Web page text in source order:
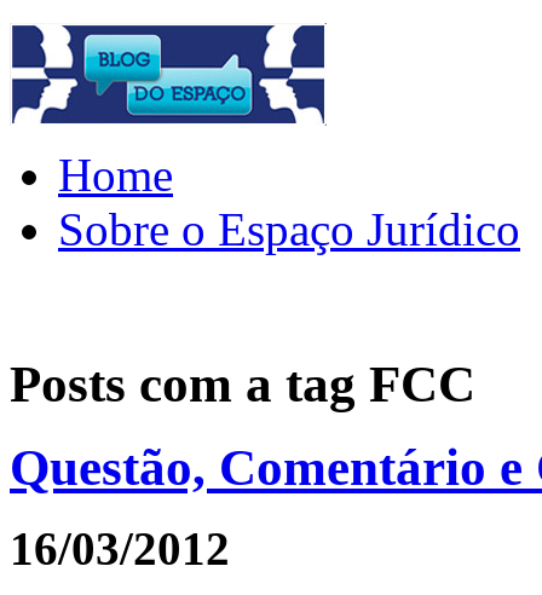
Home
Sobre o Espaço Jurídico
Posts com a tag FCC
Questão, Comentário e
16/03/2012